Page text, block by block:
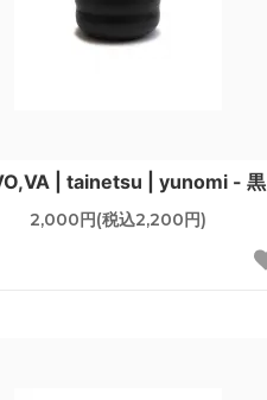
| tainetsu | yunomi - 黒
2,000円(税込2,200円)